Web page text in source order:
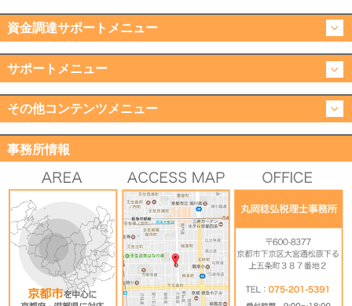
資金調達サポートメニュー
サポートメニュー
その他コンテンツメニュー
事務所情報